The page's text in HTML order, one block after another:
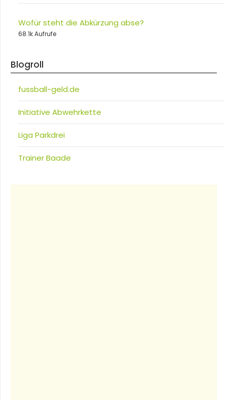
Wofür steht die Abkürzung abse?
68.1k Aufrufe
Blogroll
fussball-geld.de
Initiative Abwehrkette
Liga Parkdrei
Trainer Baade